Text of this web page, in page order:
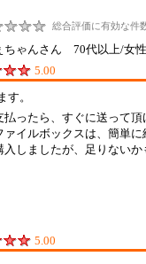
総合評価に有効な件
ちゃんさん 70代以上/女性
5.00
す。
払ったら、すぐに送って
ァイルボックスは、簡単
入しましたが、足りない
5.00